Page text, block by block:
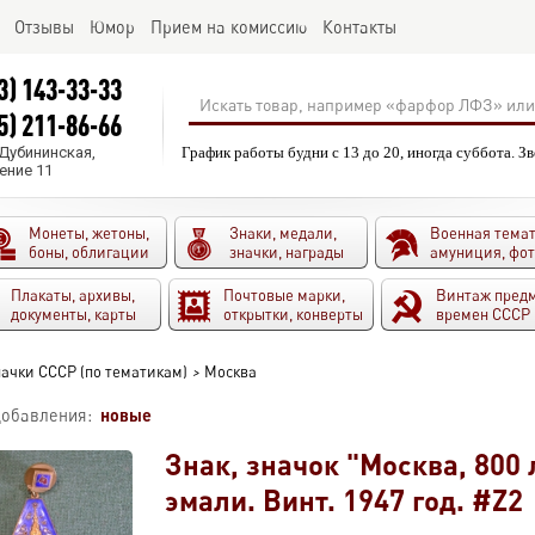
Отзывы Юмор Прием на комиссию Контакты
143-33-33
211-86-66
11
График работы будни с 13 до 20, иногда суббота.
Монеты, жетоны,
боны, облигации
Знаки, медали,
значки, награды
Военная
амуниция,
Плакаты, архивы,
документы, карты
Почтовые марки,
открытки, конверты
Винтаж
времен СССР
СССР (по тематикам) > Москва
новые
Знак, значок "Москва,
эмали. Винт. 1947 год. #Z2